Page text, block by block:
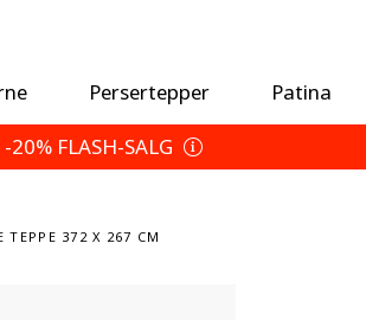
Persertepper Patina
-20% FLASH-SALG
TEPPE 372 X 267 CM